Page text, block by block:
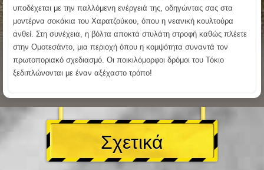
υποδέχεται με την παλλόμενη ενέργειά της, οδηγώντας σας στα
μοντέρνα σοκάκια του Χαρατζούκου, όπου η νεανική κουλτούρα
ανθεί. Στη συνέχεια, η βόλτα αποκτά στυλάτη στροφή καθώς πλέετε
στην Ομοτεσάντο, μια περιοχή όπου η κομψότητα συναντά τον
πρωτοποριακό σχεδιασμό. Οι ποικιλόμορφοι δρόμοι του Τόκιο
ξεδιπλώνονται με έναν αξέχαστο τρόπο!
Σχετικά